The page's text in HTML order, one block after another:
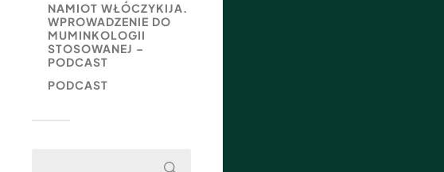
NAMIOT WŁÓCZYKIJA.
WPROWADZENIE DO
MUMINKOLOGII
STOSOWANEJ –
PODCAST
PODCAST